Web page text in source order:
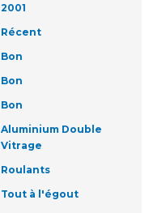
2001
Récent
Bon
Bon
Bon
Aluminium Double
Vitrage
Roulants
Tout à l'égout